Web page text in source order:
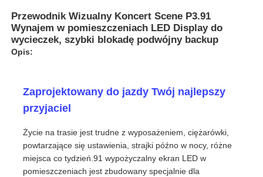
Do domu
Produkty
Przewodnik Wizualny Koncert Scene P3.91
Wynajem w pomieszczeniach LED Display do
wycieczek, szybki blokadę podwójny backup
Opis:
Zaprojektowany do jazdy Twój najlepszy
przyjaciel
Życie na trasie jest trudne z wyposażeniem, ciężarówki,
powtarzające się ustawienia, strajki późno w nocy, różne
miejsca co tydzień.91 wypożyczalny ekran LED w
pomieszczeniach jest zbudowany specjalnie dla